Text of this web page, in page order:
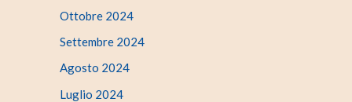
Ottobre 2024
Settembre 2024
Agosto 2024
Luglio 2024